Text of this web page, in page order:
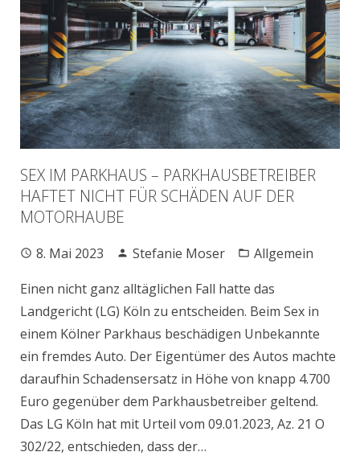
SEX IM PARKHAUS – PARKHAUSBETREIBER
HAFTET NICHT FÜR SCHÄDEN AUF DER
MOTORHAUBE
8. Mai 2023 Stefanie Moser
Allgemein
Einen nicht ganz alltäglichen Fall hatte das
Landgericht (LG) Köln zu entscheiden. Beim Sex in
einem Kölner Parkhaus beschädigen Unbekannte
ein fremdes Auto. Der Eigentümer des Autos machte
daraufhin Schadensersatz in Höhe von knapp 4.700
Euro gegenüber dem Parkhausbetreiber geltend.
Das LG Köln hat mit Urteil vom 09.01.2023, Az. 21 O
302/22, entschieden, dass der…